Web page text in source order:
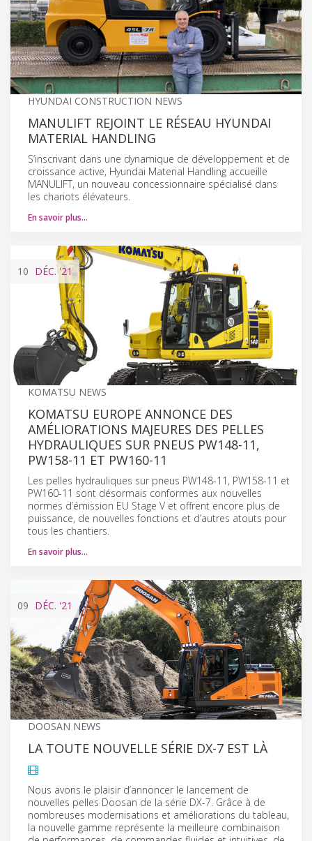
HYUNDAI CONSTRUCTION NEWS
MANULIFT REJOINT LE RÉSEAU HYUNDAI
MATERIAL HANDLING
S’inscrivant dans une dynamique de développement et de
croissance active, Hyundai Material Handling accueille
MANULIFT, un nouveau concessionnaire spécialisé dans
les chariots élévateurs.
En savoir plus…
10 DÉC.'21
KOMATSU NEWS
KOMATSU EUROPE ANNONCE DES
AMÉLIORATIONS MAJEURES DES PELLES
HYDRAULIQUES SUR PNEUS PW148-11,
PW158-11 ET PW160-11
Les pelles hydrauliques sur pneus PW148-11, PW158-11 et
PW160-11 sont désormais conformes aux nouvelles
normes d’émission EU Stage V et offrent encore plus de
puissance, de nouvelles fonctions et d’autres atouts pour
tous les chantiers.
En savoir plus…
09 DÉC. '21
DOOSAN NEWS
LA TOUTE NOUVELLE SÉRIE DX-7 EST LÀ
Nous avons le plaisir d’annoncer le lancement de
nouvelles pelles Doosan de la série DX-7. Grâce à de
nombreuses modernisations et améliorations du tableau,
la nouvelle gamme représente la meilleure combinaison